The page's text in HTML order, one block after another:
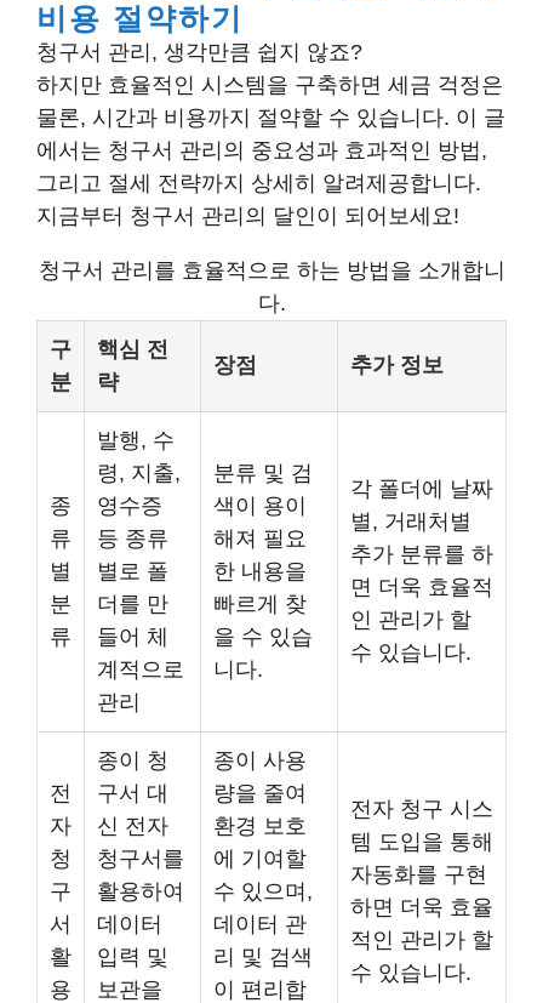
비용 절약하기
청구서 관리, 생각만큼 쉽지 않죠?
하지만 효율적인 시스템을 구축하면 세금 걱정은
물론, 시간과 비용까지 절약할 수 있습니다. 이 글
에서는 청구서 관리의 중요성과 효과적인 방법,
그리고 절세 전략까지 상세히 알려제공합니다.
지금부터 청구서 관리의 달인이 되어보세요!
청구서 관리를 효율적으로 하는 방법을 소개합니
다.
구
분
핵심 전
략
장점 추가 정보
종
류
별
분
류
발행, 수
령, 지출,
영수증
등 종류
별로 폴
더를 만
들어 체
계적으로
관리
분류 및 검
색이 용이
해져 필요
한 내용을
빠르게 찾
을 수 있습
니다.
각 폴더에 날짜
별, 거래처별
추가 분류를 하
면 더욱 효율적
인 관리가 할
수 있습니다.
전
자
청
구
서
활
용
종이 청
구서 대
신 전자
청구서를
활용하여
데이터
입력 및
보관을
종이 사용
량을 줄여
환경 보호
에 기여할
수 있으며,
데이터 관
리 및 검색
이 편리합
전자 청구 시스
템 도입을 통해
자동화를 구현
하면 더욱 효율
적인 관리가 할
수 있습니다.